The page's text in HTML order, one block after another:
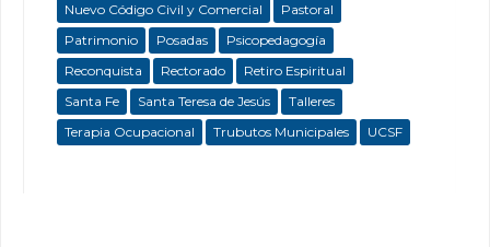
Nuevo Código Civil y Comercial
Pastoral
Patrimonio
Posadas
Psicopedagogía
Reconquista
Rectorado
Retiro Espiritual
Santa Fe
Santa Teresa de Jesús
Talleres
Terapia Ocupacional
Trubutos Municipales UCSF